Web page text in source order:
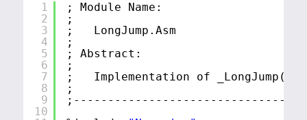
1
2
3
4
5
6
7
8
9
10
; Module Name:
;
;   LongJump.Asm
;
; Abstract:
;
;   Implementation of _LongJump()
;